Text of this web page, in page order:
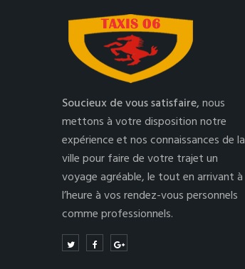
Soucieux de vous satisfaire,nous
mettons à votre disposition notre
expérience et nos connaissances de la
ville pour faire de votre trajet un
voyage agréable, le tout en arrivant à
l’heure à vos rendez-vous personnels
comme professionnels.